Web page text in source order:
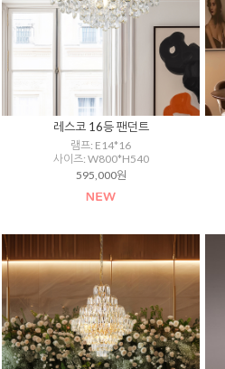
레스코 16등 팬던트
램프: E14*16
사이즈: W800*H540
595,000원